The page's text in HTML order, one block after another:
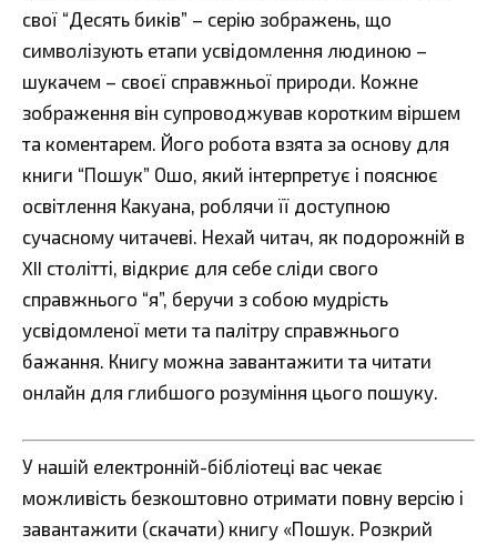
свої “Десять биків” – серію зображень, що
символізують етапи усвідомлення людиною –
шукачем – своєї справжньої природи. Кожне
зображення він супроводжував коротким віршем
та коментарем. Його робота взята за основу для
книги “Пошук” Ошо, який інтерпретує і пояснює
освітлення Какуана, роблячи її доступною
сучасному читачеві. Нехай читач, як подорожній в
XII столітті, відкриє для себе сліди свого
справжнього “я”, беручи з собою мудрість
усвідомленої мети та палітру справжнього
бажання. Книгу можна завантажити та читати
онлайн для глибшого розуміння цього пошуку.
У нашій електронній-бібліотеці вас чекає
можливість безкоштовно отримати повну версію і
завантажити (скачати) книгу «Пошук. Розкрий